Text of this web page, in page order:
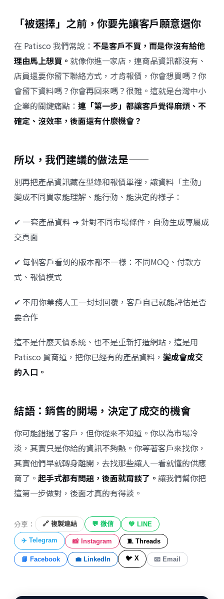
「被選擇」之前，你要先讓客戶願意選你
在 Patisco 我們常說： 不是客戶不買，而是你沒有給他
理由馬上想買。 就像你進一家店，連商品資訊都沒有、
店員還要你留下聯絡方式，才肯報價，你會想買嗎？你
會留下資料嗎？你會再回來嗎？很難。這就是台灣中小
企業的關鍵痛點： 連「第一步」都讓客戶覺得麻煩、不
確定、沒效率，後面還有什麼機會？
所以，我們建議的做法是——
別再把產品資訊藏在型錄和報價單裡，讓資料「主動」
變成不同買家能理解、能行動、能決定的樣子：
✔ 一套產品資料 ➜ 針對不同市場條件，自動生成專屬成
交頁面
✔ 每個客戶看到的版本都不一樣：不同MOQ、付款方
式、報價模式
✔ 不用你業務人工一封封回覆，客戶自己就能評估是否
要合作
這不是什麼天價系統、也不是重新打造網站，這是用
Patisco 貿商道，把你已經有的產品資料， 變成會成交
的入口。
結語：銷售的開場，決定了成交的機會
你可能錯過了客戶，但你從來不知道。你以為市場冷
淡，其實只是你給的資訊不夠熱。你等著客戶來找你，
其實他們早就轉身離開，去找那些讓人一看就懂的供應
商了。 起手式都有問題，後面就甭談了。 讓我們幫你把
這第一步做對，後面才真的有得談。
分享： 🔗 複製連結 💬 微信 💚 LINE
✈️ Telegram 📸 Instagram 🧵 Threads
📘 Facebook 💼 LinkedIn 🐦 X 📧 Email